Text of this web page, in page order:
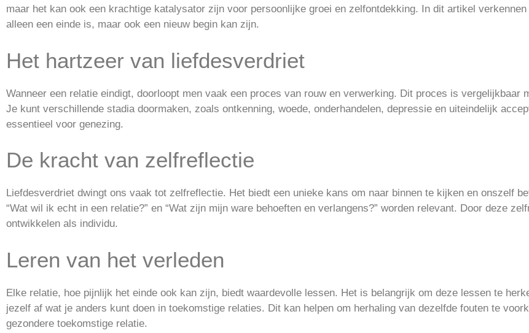
maar het kan ook een krachtige katalysator zijn voor persoonlijke groei en zelfontdekking. In dit artikel
alleen een einde is, maar ook een nieuw begin kan zijn.
Het hartzeer van liefdesverdriet
Wanneer een relatie eindigt, doorloopt men vaak een proces van rouw en verwerking. Dit proces is vergelijkbaar
Je kunt verschillende stadia doormaken, zoals ontkenning, woede, onderhandelen, depressie en uiteindelijk
essentieel voor genezing.
De kracht van zelfreflectie
Liefdesverdriet dwingt ons vaak tot zelfreflectie. Het biedt een unieke kans om naar binnen te kijken en onszelf
“Wat wil ik echt in een relatie?” en “Wat zijn mijn ware behoeften en verlangens?” worden relevant. Door deze
ontwikkelen als individu.
Leren van het verleden
Elke relatie, hoe pijnlijk het einde ook kan zijn, biedt waardevolle lessen. Het is belangrijk om deze lessen te
jezelf af wat je anders kunt doen in toekomstige relaties. Dit kan helpen om herhaling van dezelfde fouten te
gezondere toekomstige relatie.